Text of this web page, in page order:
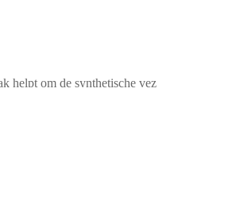
helpt om de synthetische vez